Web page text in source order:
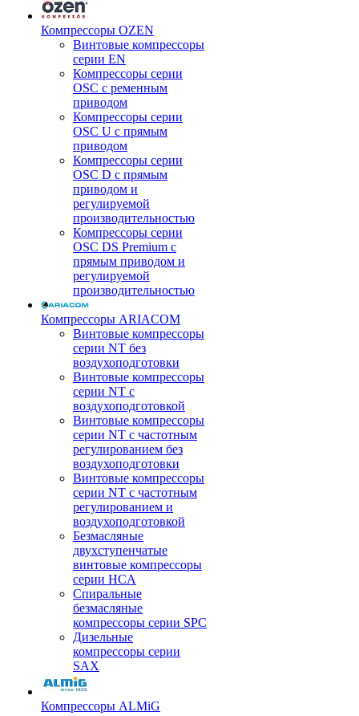
Компрессоры OZEN
Винтовые компрессоры
серии EN
Компрессоры серии
OSC с ременным
приводом
Компрессоры серии
OSC U с прямым
приводом
Компрессоры серии
OSC D с прямым
приводом и
регулируемой
производительностью
Компрессоры серии
OSC DS Premium с
прямым приводом и
регулируемой
производительностью
Компрессоры ARIACOM
Винтовые компрессоры
серии NT без
воздухоподготовки
Винтовые компрессоры
серии NT c
воздухоподготовкой
Винтовые компрессоры
серии NT с частотным
регулированием без
воздухоподготовки
Винтовые компрессоры
серии NT с частотным
регулированием и
воздухоподготовкой
Безмасляные
двухступенчатые
винтовые компрессоры
серии HCA
Спиральные
безмасляные
компрессоры серии SPC
Дизельные
компрессоры серии
SAX
Компрессоры ALMiG